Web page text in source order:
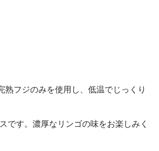
熟フジのみを使用し、低温でじっくり
です。濃厚なリンゴの味をお楽しみく